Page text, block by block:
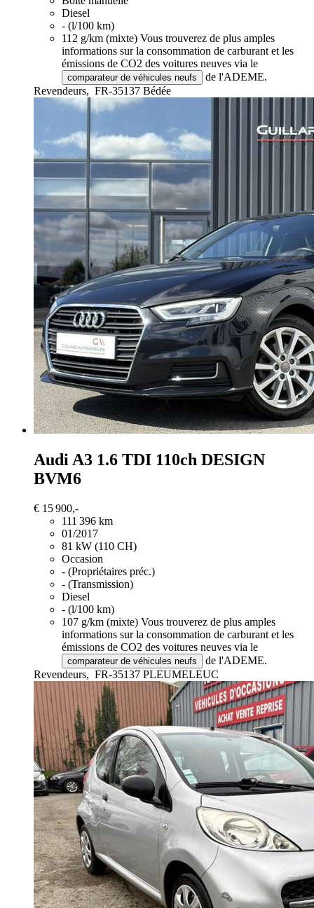
Diesel
- (l/100 km)
112 g/km (mixte) Vous trouverez de plus amples
informations sur la consommation de carburant et les
émissions de CO2 des voitures neuves via le
comparateur de véhicules neufs
de l'ADEME.
Revendeurs, FR-35137 Bédée
Audi A3 1.6 TDI 110ch DESIGN
BVM6
€ 15 900,-
111 396 km
01/2017
81 kW (110 CH)
Occasion
- (Propriétaires préc.)
- (Transmission)
Diesel
- (l/100 km)
107 g/km (mixte) Vous trouverez de plus amples
informations sur la consommation de carburant et les
émissions de CO2 des voitures neuves via le
comparateur de véhicules neufs
de l'ADEME.
Revendeurs, FR-35137 PLEUMELEUC